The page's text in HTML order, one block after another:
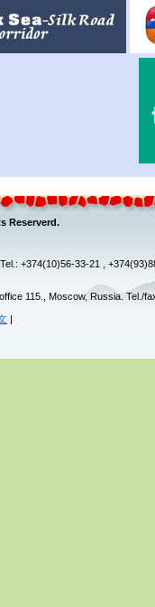
Reserverd.
+374(10)56-33-21 ,
115., Moscow, Russia. Tel./